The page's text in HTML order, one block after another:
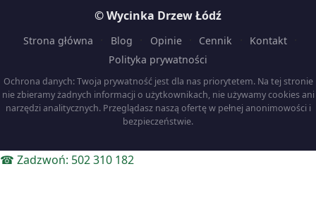
© Wycinka Drzew Łódź
Strona główna Blog Opinie Cennik Kontakt
Polityka prywatności
Ochrona danych: Twoja prywatność jest dla nas priorytetem. Na tej stronie
nie zbieramy żadnych informacji o użytkownikach, nie używamy cookies ani
narzędzi analitycznych. Przeglądasz naszą ofertę w pełnej anonimowości i
bezpieczeństwie.
☎ Zadzwoń: 502 310 182